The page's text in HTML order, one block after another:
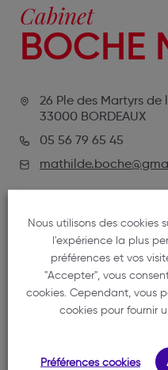
Cabinet
BOCHE
26 Ple des Martyrs de
33000 BORDEAUX
05 56 79 65 45
Nous utilisons des cookies
l'expérience la plus
préférences et vos
"Accepter", vous
cookies. Cependant, vous
cookies pour fournir
Préférences cookies